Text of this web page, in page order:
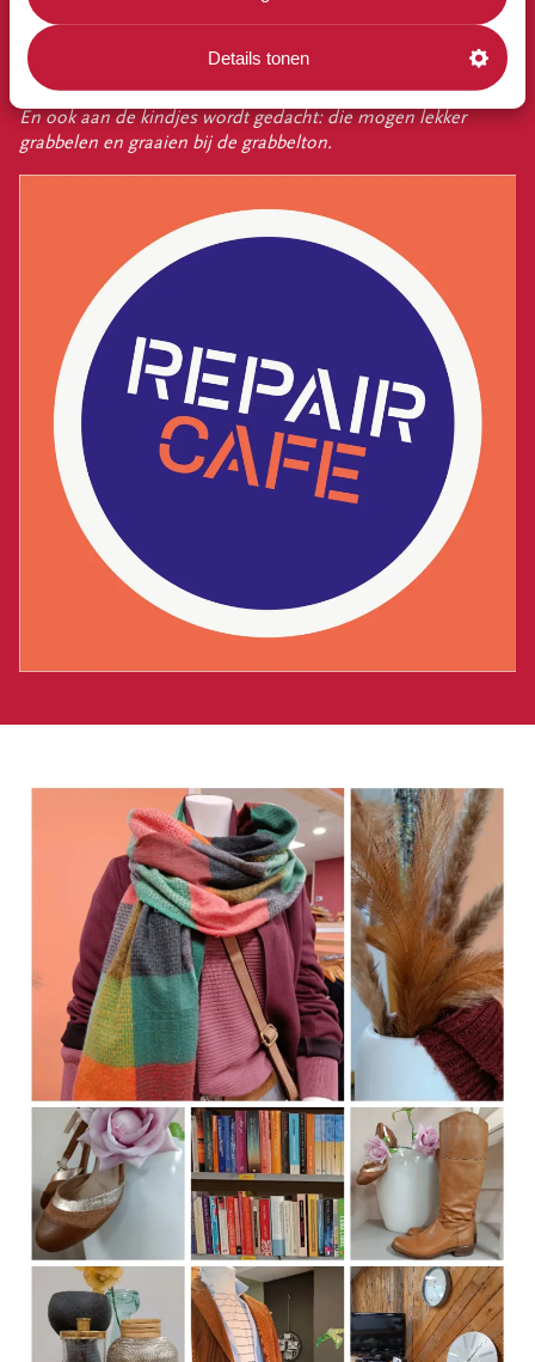
Details tonen
speciaal voor deze dag open. Heb je toevallig spulletjes staan
die kapot zijn? Neem ze mee, want de mensen van het
Repair Café Oosterwolde staan voor je klaar tussen 10 en 13
uur om deze voor je te repareren!
En ook aan de kindjes wordt gedacht: die mogen lekker
grabbelen en graaien bij de grabbelton.